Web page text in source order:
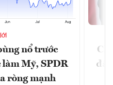
nổ trước
làm Mỹ, SPDR
ròng mạnh
đã